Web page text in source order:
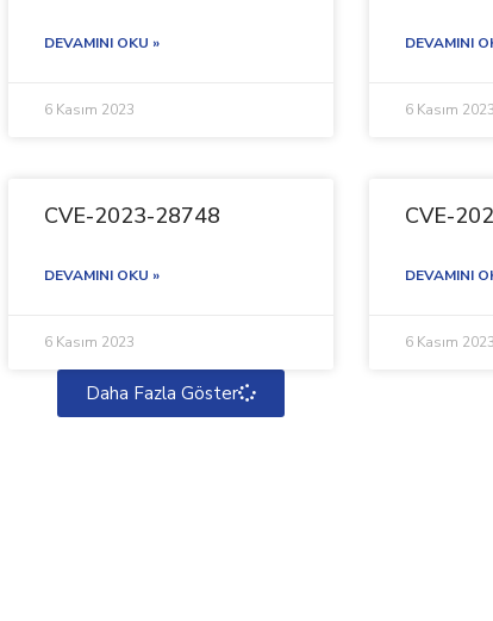
DEVAMINI OKU »
6 Kasım 2023
DEVAMINI
6 Kasım 2023
CVE-2023-28748
DEVAMINI OKU »
6 Kasım 2023
CVE-
DEVAMINI
6 Kasım 2023
Daha Fazla Göster